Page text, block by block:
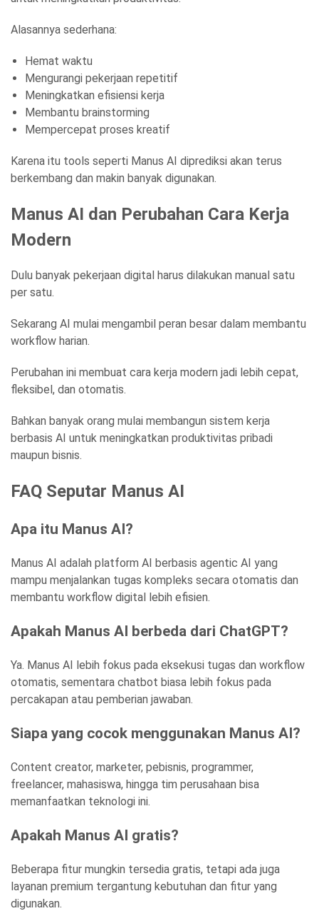
Alasannya sederhana:
Hemat waktu
Mengurangi pekerjaan repetitif
Meningkatkan efisiensi kerja
Membantu brainstorming
Mempercepat proses kreatif
Karena itu tools seperti Manus AI diprediksi akan terus
berkembang dan makin banyak digunakan.
Manus AI dan Perubahan Cara Kerja
Modern
Dulu banyak pekerjaan digital harus dilakukan manual satu
per satu.
Sekarang AI mulai mengambil peran besar dalam membantu
workflow harian.
Perubahan ini membuat cara kerja modern jadi lebih cepat,
fleksibel, dan otomatis.
Bahkan banyak orang mulai membangun sistem kerja
berbasis AI untuk meningkatkan produktivitas pribadi
maupun bisnis.
FAQ Seputar Manus AI
Apa itu Manus AI?
Manus AI adalah platform AI berbasis agentic AI yang
mampu menjalankan tugas kompleks secara otomatis dan
membantu workflow digital lebih efisien.
Apakah Manus AI berbeda dari ChatGPT?
Ya. Manus AI lebih fokus pada eksekusi tugas dan workflow
otomatis, sementara chatbot biasa lebih fokus pada
percakapan atau pemberian jawaban.
Siapa yang cocok menggunakan Manus AI?
Content creator, marketer, pebisnis, programmer,
freelancer, mahasiswa, hingga tim perusahaan bisa
memanfaatkan teknologi ini.
Apakah Manus AI gratis?
Beberapa fitur mungkin tersedia gratis, tetapi ada juga
layanan premium tergantung kebutuhan dan fitur yang
digunakan.